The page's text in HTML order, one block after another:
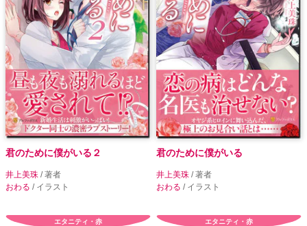
君のために僕がいる２
井上美珠 / 著者
おわる / イラスト
君のために僕がいる
井上美珠 / 著者
おわる / イラスト
エタニティ・赤 エタニティ・赤